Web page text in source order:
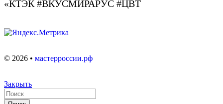
«КТЭК #ВКУСМИРАРУС #ЦВТ
© 2026 • мастерроссии.рф
Закрыть